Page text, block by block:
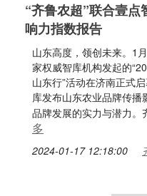
“齐鲁农超”联合壹
响力指数报告
山东高度，领创未来。1
家权威智库机构发起的
山东行”活动在济南正式
库发布山东农业品牌传
品牌发展的实力与潜力。
多
2024-01-17 12:18:00